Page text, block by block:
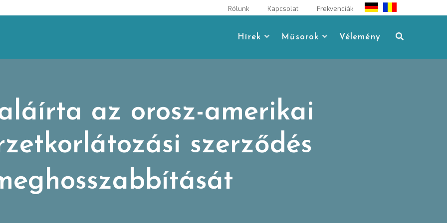
Rólunk Kapcsolat Frekvenciák
Hírek Műsorok Vélemény
az orosz-amerikai
szerződés